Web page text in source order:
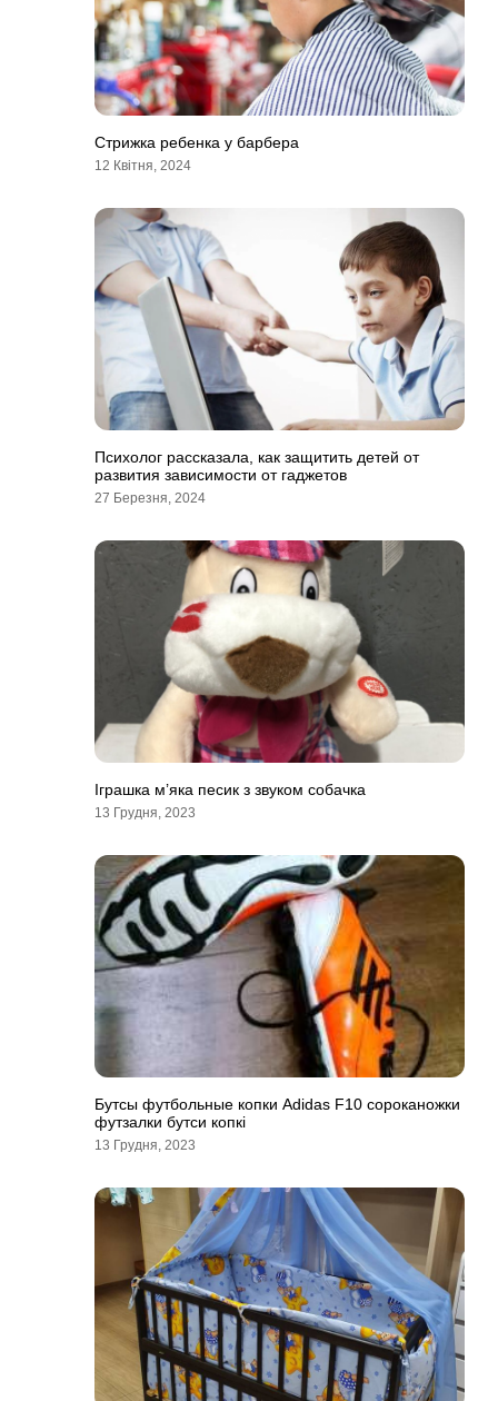
Стрижка ребенка у барбера
12 Квітня, 2024
Психолог рассказала, как защитить детей от
развития зависимости от гаджетов
27 Березня, 2024
Іграшка м’яка песик з звуком собачка
13 Грудня, 2023
Бутсы футбольные копки Adidas F10 сороканожки
футзалки бутси копкi
13 Грудня, 2023